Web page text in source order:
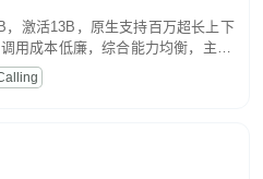
激活13B，原生支持百万超长上下
用成本低廉，综合能力均衡，主打
话、内容创作、基础 RAG、批量